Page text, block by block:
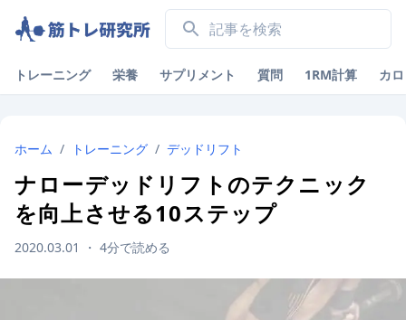
トレーニング 栄養 サプリメント 質問 1RM計算 カ
ホーム / トレーニング / デッドリフト
ナローデッドリフトのテクニック
を向上させる10ステップ
2020.03.01 ・ 4分で読める